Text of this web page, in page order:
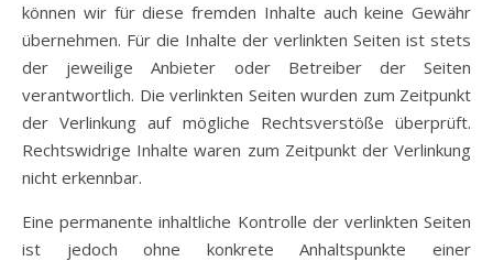
können wir für diese fremden Inhalte auch keine Gewähr
übernehmen. Für die Inhalte der verlinkten Seiten ist stets
der jeweilige Anbieter oder Betreiber der Seiten
verantwortlich. Die verlinkten Seiten wurden zum Zeitpunkt
der Verlinkung auf mögliche Rechtsverstöße überprüft.
Rechtswidrige Inhalte waren zum Zeitpunkt der Verlinkung
nicht erkennbar.
Eine permanente inhaltliche Kontrolle der verlinkten Seiten
ist jedoch ohne konkrete Anhaltspunkte einer